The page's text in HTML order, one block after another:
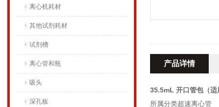
离心机耗材
其他试剂耗材
试剂槽
离心管和瓶
吸头
深孔板
产品详情
35.5mL 开口管包（
所属分类超速离心管